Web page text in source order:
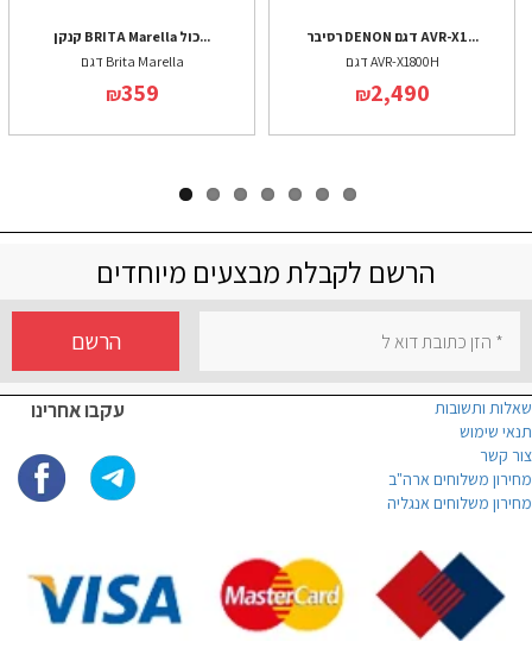
קנקן BRITA Marella כול...
דגם Brita Marella
₪359
רסיבר DENON דגם AVR-X1...
דגם AVR-X1800H
₪2,490
הרשם לקבלת מבצעים מיוחדים
הרשם
עקבו אחרינו
שאלות ותשובות
תנאי שימוש
צור קשר
מחירון משלוחים ארה"ב
מחירון משלוחים אנגליה